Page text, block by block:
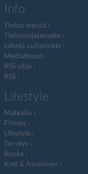
Info
Tietoa meistä
Tietosuojalauseke
Lähetä uutisvinkki
Mediatiedot
RSS-ohje
RSS
Lifestyle
Matkailu
Fitness
Lifestyle
Terveys
Ruoka
Koti & Asuminen